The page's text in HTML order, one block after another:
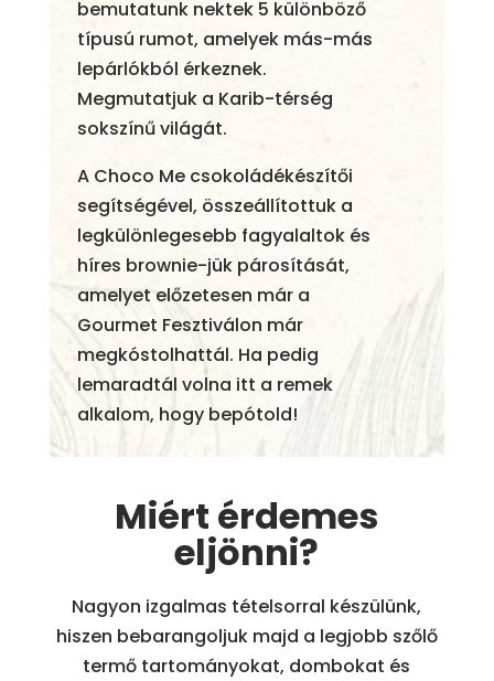
bemutatunk nektek 5 különböző
típusú rumot, amelyek más-más
lepárlókból érkeznek.
Megmutatjuk a Karib-térség
sokszínű világát.
A Choco Me csokoládékészítői
segítségével, összeállítottuk a
legkülönlegesebb fagyalaltok és
híres brownie-jük párosítását,
amelyet előzetesen már a
Gourmet Fesztiválon már
megkóstolhattál. Ha pedig
lemaradtál volna itt a remek
alkalom, hogy bepótold!
Miért érdemes
eljönni?
Nagyon izgalmas tételsorral készülünk,
hiszen bebarangoljuk majd a legjobb szőlő
termő tartományokat, dombokat és